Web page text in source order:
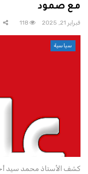
مع صمود
فبراير 21, 2025 118
سياسية
كشف الأستاذ محمد سيد